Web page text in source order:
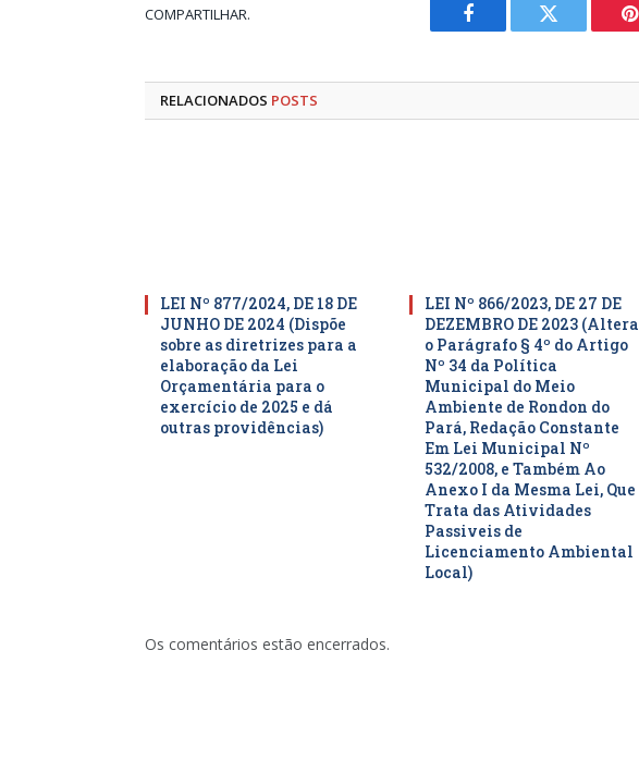
COMPARTILHAR.
Facebook Twitter
RELACIONADOS POSTS
LEI Nº 877/2024, DE 18 DE
JUNHO DE 2024 (Dispõe
sobre as diretrizes para a
elaboração da Lei
Orçamentária para o
exercício de 2025 e dá
outras providências)
LEI Nº 866/2023, DE 27 DE
DEZEMBRO DE 2023 (Altera
o Parágrafo § 4º do Artigo
Nº 34 da Política
Municipal do Meio
Ambiente de Rondon do
Pará, Redação Constante
Em Lei Municipal Nº
532/2008, e Também Ao
Anexo I da Mesma Lei, Que
Trata das Atividades
Passiveis de
Licenciamento Ambiental
Local)
Os comentários estão encerrados.